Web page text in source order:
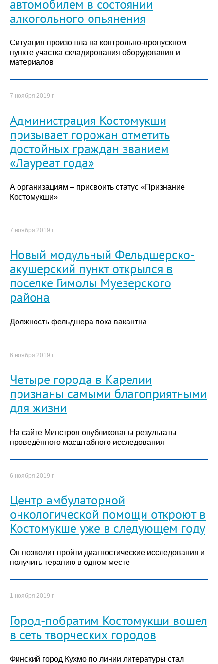
автомобилем в состоянии
алкогольного опьянения
Ситуация произошла на контрольно-пропускном
пункте участка складирования оборудования и
материалов
7 ноября 2019 г.
Администрация Костомукши
призывает горожан отметить
достойных граждан званием
«Лауреат года»
А организациям – присвоить статус «Признание
Костомукши»
7 ноября 2019 г.
Новый модульный Фельдшерско-
акушерский пункт открылся в
поселке Гимолы Муезерского
района
Должность фельдшера пока вакантна
6 ноября 2019 г.
Четыре города в Карелии
признаны самыми благоприятными
для жизни
На сайте Минстроя опубликованы результаты
проведённого масштабного исследования
6 ноября 2019 г.
Центр амбулаторной
онкологической помощи откроют в
Костомукше уже в следующем году
Он позволит пройти диагностические исследования и
получить терапию в одном месте
1 ноября 2019 г.
Город-побратим Костомукши вошел
в сеть творческих городов
Финский город Кухмо по линии литературы стал